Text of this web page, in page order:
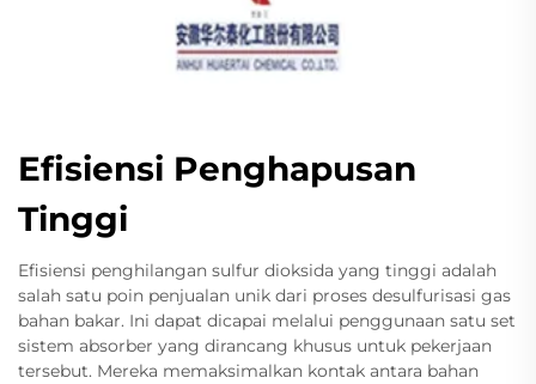
Efisiensi Penghapusan
Tinggi
Efisiensi penghilangan sulfur dioksida yang tinggi adalah
salah satu poin penjualan unik dari proses desulfurisasi gas
bahan bakar. Ini dapat dicapai melalui penggunaan satu set
sistem absorber yang dirancang khusus untuk pekerjaan
tersebut. Mereka memaksimalkan kontak antara bahan